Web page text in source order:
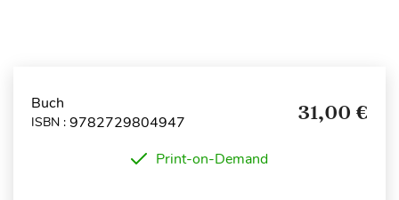
Buch
ISBN : 9782729804947 31,00 €
Print-on-Demand